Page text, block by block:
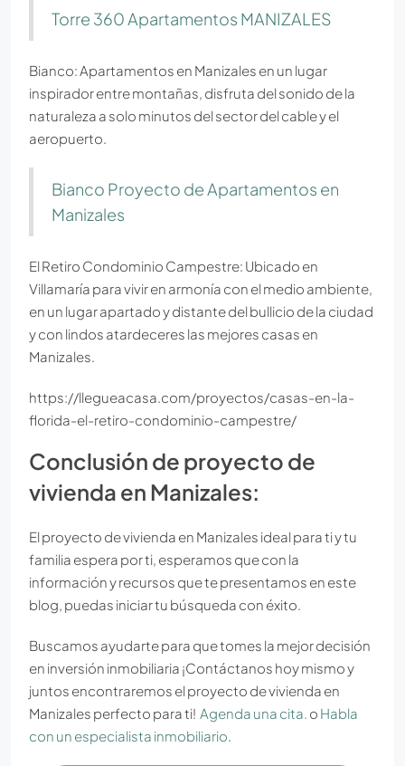
Torre 360 Apartamentos MANIZALES
Bianco: Apartamentos en Manizales en un lugar
inspirador entre montañas, disfruta del sonido de la
naturaleza a solo minutos del sector del cable y el
aeropuerto.
Bianco Proyecto de Apartamentos en
Manizales
El Retiro Condominio Campestre: Ubicado en
Villamaría para vivir en armonía con el medio ambiente,
en un lugar apartado y distante del bullicio de la ciudad
y con lindos atardeceres las mejores casas en
Manizales.
https://llegueacasa.com/proyectos/casas-en-la-
florida-el-retiro-condominio-campestre/
Conclusión de proyecto de
vivienda en Manizales:
El proyecto de vivienda en Manizales ideal para ti y tu
familia espera por ti, esperamos que con la
información y recursos que te presentamos en este
blog, puedas iniciar tu búsqueda con éxito.
Buscamos ayudarte para que tomes la mejor decisión
en inversión inmobiliaria ¡Contáctanos hoy mismo y
juntos encontraremos el proyecto de vivienda en
Manizales perfecto para ti! Agenda una cita. o Habla
con un especialista inmobiliario.